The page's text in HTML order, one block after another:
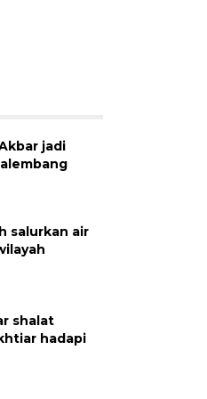
jadi
salurkan air
shalat
hadapi